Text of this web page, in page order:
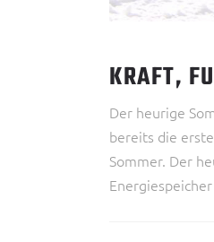
KRAFT,
Der heurige
bereits die
Sommer. Der